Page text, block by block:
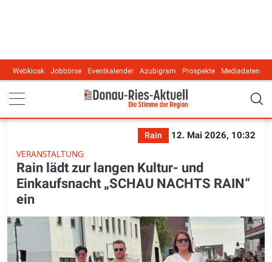
Main navigation
Webkiosk Jobbörse Eventkalender Azubigram Prospekte Mediadaten
Rain
12. Mai 2026, 10:32
VERANSTALTUNG
Rain lädt zur langen Kultur- und
Einkaufsnacht „SCHAU NACHTS RAIN“
ein